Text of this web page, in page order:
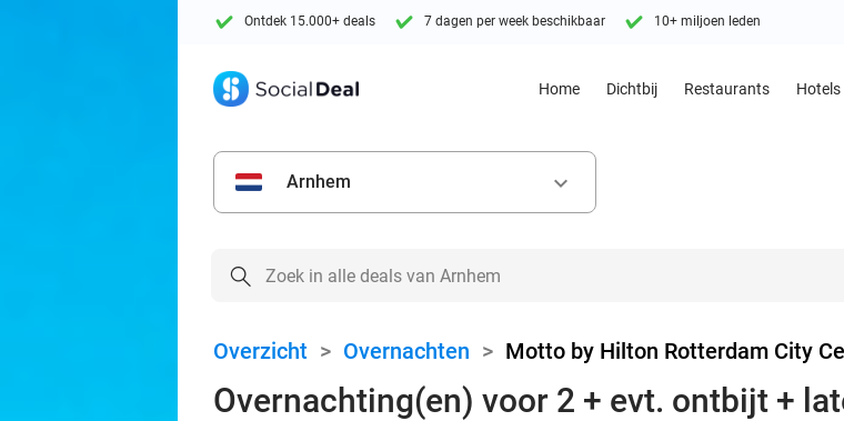
Ontdek 15.000+ deals 7 dagen per week beschikbaar 10+ miljoen leden
Home Dichtbij Restaurants Hotels
Arnhem keyboard_arrow_down
Overzicht > Overnachten > Motto by Hilton Rotterdam City
Overnachting(en) voor 2 + evt. ontbijt +